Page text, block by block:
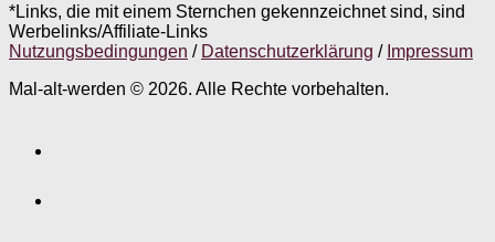
*Links, die mit einem Sternchen gekennzeichnet sind, sind
Werbelinks/Affiliate-Links
Nutzungsbedingungen / Datenschutzerklärung / Impressum
Mal-alt-werden © 2026. Alle Rechte vorbehalten.